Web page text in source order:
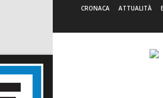
CRONACA ATTUALITÀ